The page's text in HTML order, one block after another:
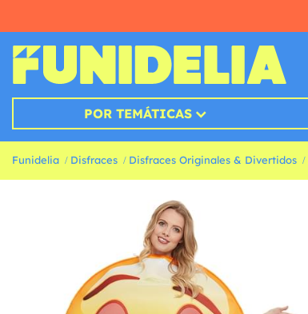
POR TEMÁTICAS
Funidelia Disfraces Disfraces Originales & Divertidos